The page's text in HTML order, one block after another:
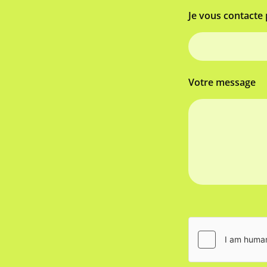
Je vous contacte
Votre message